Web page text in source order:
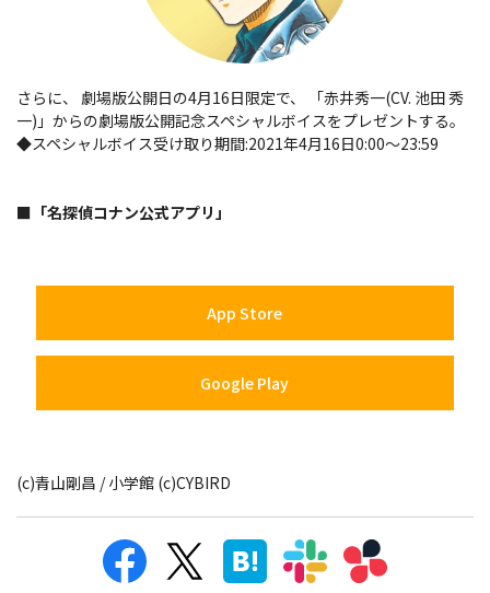
さらに、 劇場版公開日の4月16日限定で、 「赤井秀一(CV. 池田 秀
一)」からの劇場版公開記念スペシャルボイスをプレゼントする。
◆スペシャルボイス受け取り期間:2021年4月16日0:00～23:59
■「名探偵コナン公式アプリ」
App Store
Google Play
(c)青山剛昌 / 小学館 (c)CYBIRD